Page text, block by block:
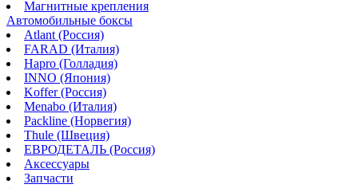
Магнитные крепления
Автомобильные боксы
Atlant (Россия)
FARAD (Италия)
Hapro (Голладия)
INNO (Япония)
Koffer (Россия)
Menabo (Италия)
Packline (Норвегия)
Thule (Швеция)
ЕВРОДЕТАЛЬ (Россия)
Аксессуары
Запчасти